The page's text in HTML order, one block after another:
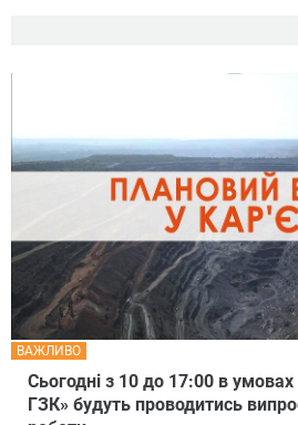
Сьогодні з 10 до 17:00 в
ГЗК» будуть проводитись
ВАЖЛИВО